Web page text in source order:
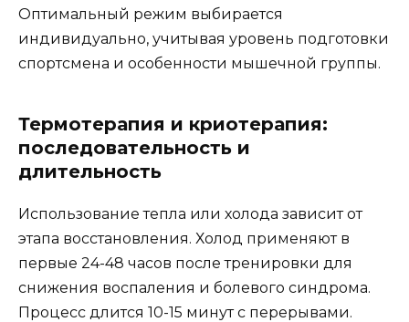
Оптимальный режим выбирается
индивидуально, учитывая уровень подготовки
спортсмена и особенности мышечной группы.
Термотерапия и криотерапия:
последовательность и
длительность
Использование тепла или холода зависит от
этапа восстановления. Холод применяют в
первые 24-48 часов после тренировки для
снижения воспаления и болевого синдрома.
Процесс длится 10-15 минут с перерывами.